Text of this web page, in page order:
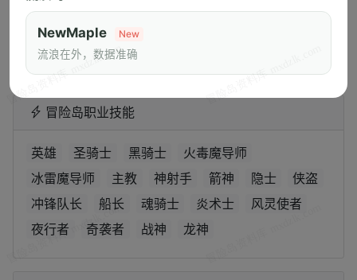
NewMaple New
流浪在外，数据准确
51~60
61~70
101~110
111~130
冒险岛职业技能
英雄 圣骑士 黑骑士
火毒魔导师
冰雷魔导师
主教 神射手 箭神 隐士
侠盗
冲锋队长
船长 魂骑士 炎术士
风灵使者
夜行者
奇袭者 战神 龙神